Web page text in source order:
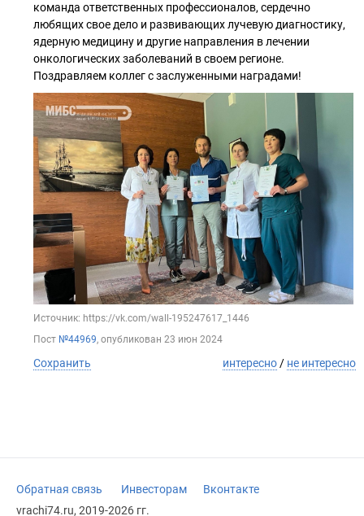
команда ответственных профессионалов, сердечно
любящих свое дело и развивающих лучевую диагностику,
ядерную медицину и другие направления в лечении
онкологических заболеваний в своем регионе.
Поздравляем коллег с заслуженными наградами!
Источник: https://vk.com/wall-195247617_1446
Пост №44969, опубликован 23 июн 2024
Сохранить интересно / не интересно
Обратная связь Инвесторам
Вконтакте
vrachi74.ru, 2019-2026 гг.